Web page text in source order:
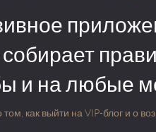
и на любые
как выйти на VIP-блог и о